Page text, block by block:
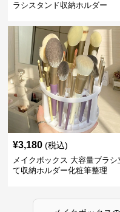
ラシスタンド収納ホルダー
¥3,180 (税込)
メイクボックス 大容量ブラシ
て収納ホルダー化粧筆整理